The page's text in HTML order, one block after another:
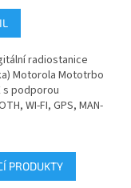
radiostanice
Motorola Mototrbo
s podporou
WI-FI, GPS, MAN-
PRODUKTY